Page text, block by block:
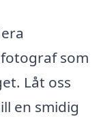
som
Låt oss
en smidig